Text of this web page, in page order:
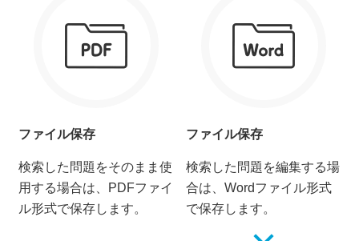
ファイル保存
検索した問題をそのまま使
用する場合は、PDFファイ
ル形式で保存します。
ファイル保存
検索した問題を編集する場
合は、Wordファイル形式
で保存します。